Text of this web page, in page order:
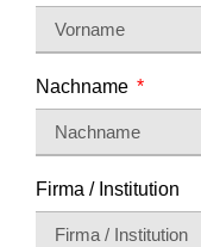
Nachname
Firma / Institution